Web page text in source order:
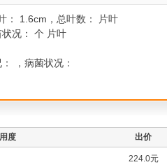
： 1.6cm，总叶数： 片叶
况： 个 片叶
，病菌状况：
度 出价
224.0元